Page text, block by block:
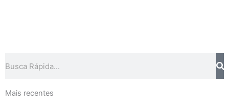
Mais recentes